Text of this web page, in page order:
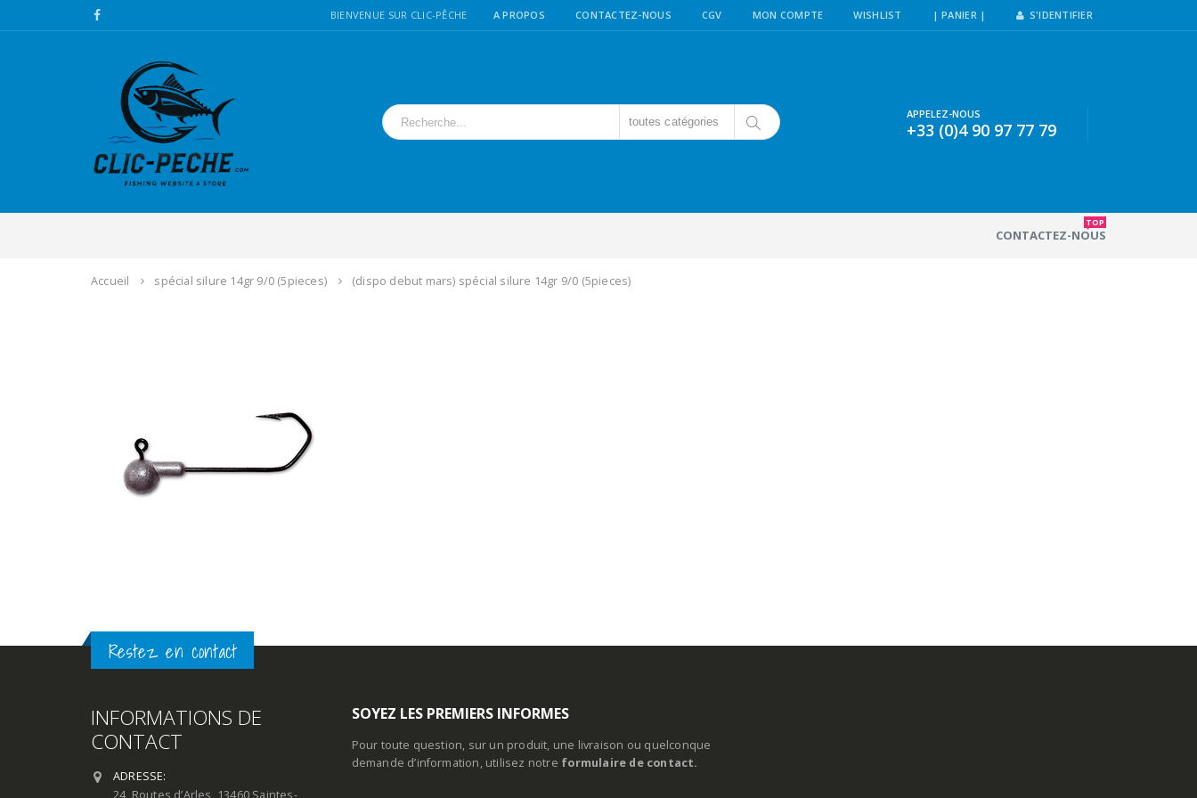
BIENVENUE SUR CLIC-PÊCHE A PROPOS CONTACTEZ-NOUS CGV MON COMPTE WISHLIST | PANIER | S'IDENTIFIER
toutes catégories
APPELEZ-NOUS
+33 (0)4 90 97 77 79
CONTACTEZ-NOUS
TOP
Accueil spécial silure 14gr 9/0 (5pieces) (dispo debut mars) spécial silure 14gr 9/0 (5pieces)
Restez en contact
INFORMATIONS DE
CONTACT
ADRESSE:
24, Routes d’Arles, 13460 Saintes-
SOYEZ LES PREMIERS INFORMES
Pour toute question, sur un produit, une livraison ou quelconque
demande d’information, utilisez notre formulaire de contact.